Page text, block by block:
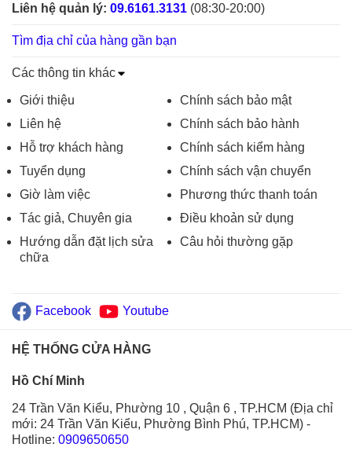
Liên hệ quản lý: 09.6161.3131 (08:30-20:00)
Tìm địa chỉ của hàng gần bạn
Các thông tin khác
Giới thiệu
Liên hệ
Hỗ trợ khách hàng
Tuyển dụng
Giờ làm việc
Tác giả, Chuyên gia
Hướng dẫn đặt lịch sửa
chữa
Chính sách bảo mật
Chính sách bảo hành
Chính sách kiểm hàng
Chính sách vận chuyển
Phương thức thanh toán
Điều khoản sử dụng
Câu hỏi thường gặp
Facebook Youtube
HỆ THỐNG CỬA HÀNG
Hồ Chí Minh
24 Trần Văn Kiểu, Phường 10 , Quận 6 , TP.HCM (Địa chỉ
mới: 24 Trần Văn Kiểu, Phường Bình Phú, TP.HCM) -
Hotline: 0909650650